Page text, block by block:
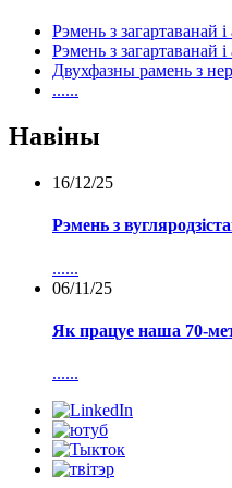
Рэмень з загартаванай
Рэмень з загартаванай
Двухфазны рамень з
......
Навіны
16/12/25
Рэмень з
......
06/11/25
Як працуе наша 70-
......